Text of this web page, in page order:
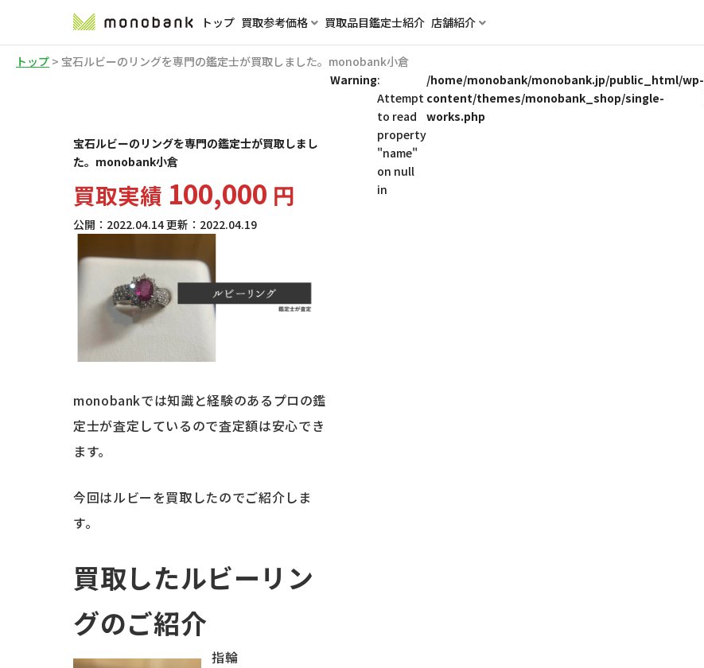
トップ 買取参考価格 買取品目鑑定士紹介 店舗紹介
トップ > 宝石ルビーのリングを専門の鑑定士が買取しました。monobank小倉
宝石ルビーのリングを専門の鑑定士が買取しまし
た。monobank小倉
買取実績 100,000 円
公開： 2022.04.14更新： 2022.04.19
monobankでは知識と経験のあるプロの鑑
定士が査定しているので査定額は安心でき
ます。
今回はルビーを買取したのでご紹介しま
す。
買取したルビーリン
グのご紹介
指輪
Warning:
Attempt
to read
property
"name"
on null
in
/home/monobank/monobank.jp/public_html/wp-
content/themes/monobank_shop/single-
works.php